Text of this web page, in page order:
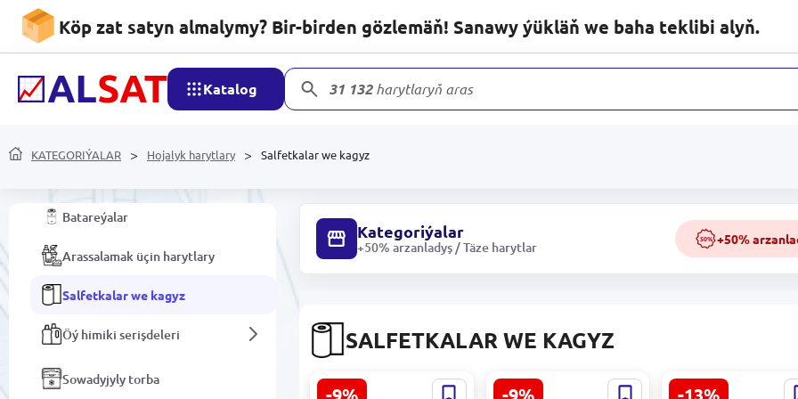
Köp zat satyn almalymy? Bir-birden gözlemäň! Sanawy ýükläň we baha teklibi alyň.
Katalog 31 132harytlaryň arasynda
KATEGORIÝALAR Hojalyk harytlary Salfetkalar we kagyz
Azyk harytlary
Alkogolsyz içgiler
Batareýalar
Arassalamak üçin harytlary
Salfetkalar we kagyz
Öý himiki serişdeleri
Sowadyjyly torba
Kategoriýalar
+50% arzanladyş / Täze harytlar
50% +50%
SALFETKALAR WE KAGYZ